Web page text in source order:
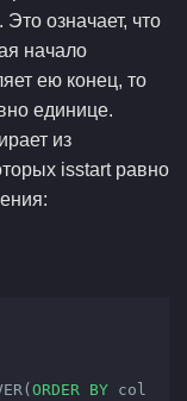
означает, что
начало
ею конец, то
единице.
из
isstart равно
ORDER BY col